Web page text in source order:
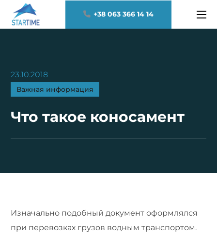
+38 063 366 14 14
23.10.2018
Важная информация
Что такое коносамент
Изначально подобный документ оформлялся
при перевозках грузов водным транспортом.